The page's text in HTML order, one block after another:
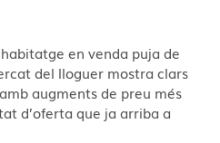
en venda puja de
del lloguer mostra clars
augments de preu més
d’oferta que ja arriba a